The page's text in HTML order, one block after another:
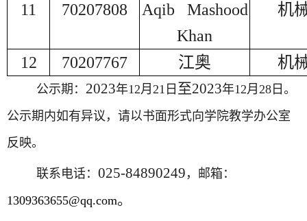
11 70207808
Aqib Mashood
Khan
机
12 70207767 江奥 机
公示期： 2023年12月 21 日 至2023年12月28 日。
公示期内如有异议，请以书面形式向学院教学办公室
反映。
联系电话： 025-84890249 ，邮箱：
1309363655@qq.com。